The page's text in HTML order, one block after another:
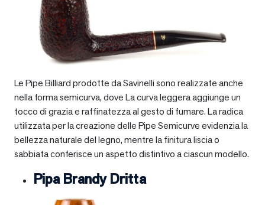
Le Pipe Billiard prodotte da Savinelli sono realizzate anche
nella forma semicurva, dove La curva leggera aggiunge un
tocco di grazia e raffinatezza al gesto di fumare. La radica
utilizzata per la creazione delle Pipe Semicurve evidenzia la
bellezza naturale del legno, mentre la finitura liscia o
sabbiata conferisce un aspetto distintivo a ciascun modello.
Pipa Brandy Dritta